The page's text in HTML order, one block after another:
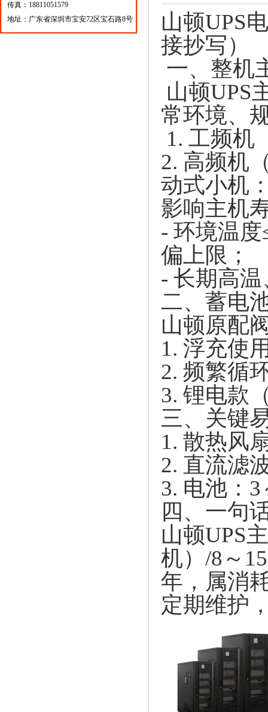
传真：18811051579
地址：广东省深圳市宝安72区宝石路8号
山顿UPS
接抄写）
一、整机
山顿UPS
常环境、
1. 工频机
2. 高频机
动式小机
影响主机
- 环境温
偏上限；
- 长期高
二、蓄电
山顿原配
1. 浮充使
2. 频繁循
3. 锂电款
三、关键
1. 散热风
2. 直流滤
3. 电池：
四、一句
山顿UPS
机）/8～
年，属消
定期维护